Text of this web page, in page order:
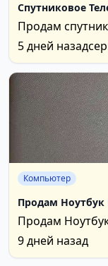
Спутниковое
Продам
до 1.08.2027г.
5 дней назад
Компьютер
Продам Ноутбук
Продам
2.10 Ghz(4.1
9 дней назад